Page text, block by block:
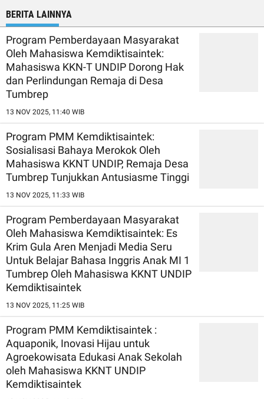
BERITA LAINNYA
Program Pemberdayaan Masyarakat
Oleh Mahasiswa Kemdiktisaintek:
Mahasiswa KKN-T UNDIP Dorong Hak
dan Perlindungan Remaja di Desa
Tumbrep
13 NOV 2025, 11:40 WIB
Program PMM Kemdiktisaintek:
Sosialisasi Bahaya Merokok Oleh
Mahasiswa KKNT UNDIP, Remaja Desa
Tumbrep Tunjukkan Antusiasme Tinggi
13 NOV 2025, 11:33 WIB
Program Pemberdayaan Masyarakat
Oleh Mahasiswa Kemdiktisaintek: Es
Krim Gula Aren Menjadi Media Seru
Untuk Belajar Bahasa Inggris Anak MI 1
Tumbrep Oleh Mahasiswa KKNT UNDIP
Kemdiktisaintek
13 NOV 2025, 11:25 WIB
Program PMM Kemdiktisaintek :
Aquaponik, Inovasi Hijau untuk
Agroekowisata Edukasi Anak Sekolah
oleh Mahasiswa KKNT UNDIP
Kemdiktisaintek